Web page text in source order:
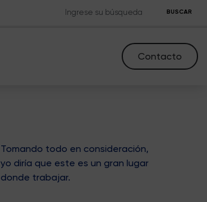
BUSCAR
Contacto
Tomando todo en consideración,
yo diría que este es un gran lugar
donde trabajar.